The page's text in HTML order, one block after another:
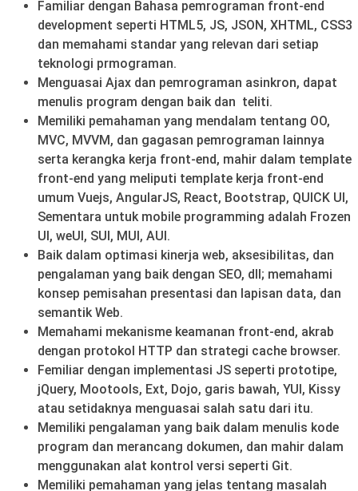
Familiar dengan Bahasa pemrograman front-end
development seperti HTML5, JS, JSON, XHTML, CSS3
dan memahami standar yang relevan dari setiap
teknologi prmograman.
Menguasai Ajax dan pemrograman asinkron, dapat
menulis program dengan baik dan teliti.
Memiliki pemahaman yang mendalam tentang OO,
MVC, MVVM, dan gagasan pemrograman lainnya
serta kerangka kerja front-end, mahir dalam template
front-end yang meliputi template kerja front-end
umum Vuejs, AngularJS, React, Bootstrap, QUICK UI,
Sementara untuk mobile programming adalah Frozen
UI, weUI, SUI, MUI, AUI.
Baik dalam optimasi kinerja web, aksesibilitas, dan
pengalaman yang baik dengan SEO, dll; memahami
konsep pemisahan presentasi dan lapisan data, dan
semantik Web.
Memahami mekanisme keamanan front-end, akrab
dengan protokol HTTP dan strategi cache browser.
Femiliar dengan implementasi JS seperti prototipe,
jQuery, Mootools, Ext, Dojo, garis bawah, YUI, Kissy
atau setidaknya menguasai salah satu dari itu.
Memiliki pengalaman yang baik dalam menulis kode
program dan merancang dokumen, dan mahir dalam
menggunakan alat kontrol versi seperti Git.
Memiliki pemahaman yang jelas tentang masalah